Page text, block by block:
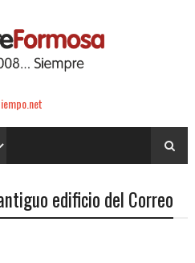
edificio del Correo